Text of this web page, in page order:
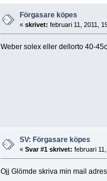
Förgasare köpes
« skrivet: februari 11, 2011,
Weber solex eller dellorto 40-
SV: Förgasare köpes
« Svar #1 skrivet: februari
Ojj Glömde skriva min mail